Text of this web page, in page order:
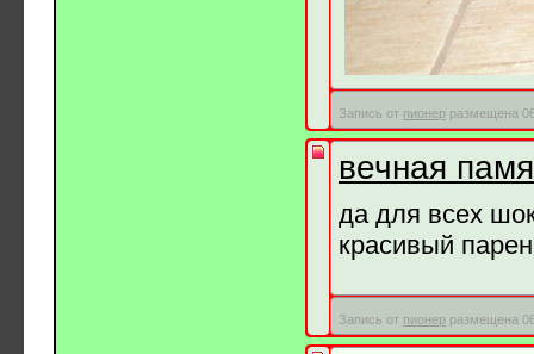
Запись от пионер размещена
вечная
да для всех
красивый
Запись от пионер размещена